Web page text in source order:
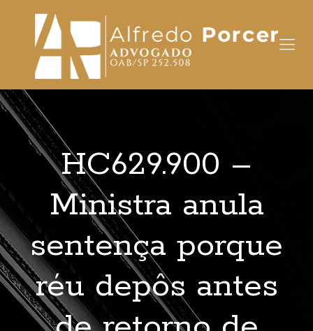
HC629.900 –
Ministra anula
sentença porque
réu depôs antes